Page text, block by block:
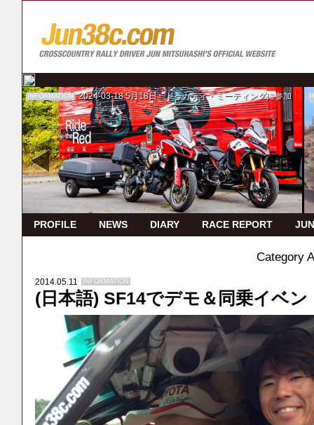
INFORMATION 2024-03-18 5月18日 ドゥカティ・ミーティングに参加
PROFILE NEWS DIARY RACE REPORT
Category
2014.05.11 INFORMATION
(日本語) SF14でデモ＆同乗イベン